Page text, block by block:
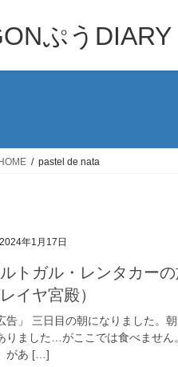
ぷうDIARY
HOME pastel de nata
2024年1月17日
トガル・レンタカー
イヤ宮殿）
告」 三日目の朝になりました。
りました…がここでは食べません
があ […]